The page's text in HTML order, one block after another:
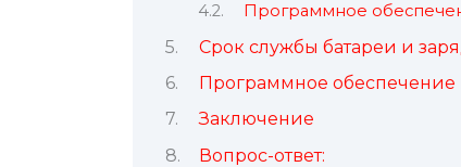
Программное
Срок службы батареи и
Программное
Заключение
Вопрос-ответ: